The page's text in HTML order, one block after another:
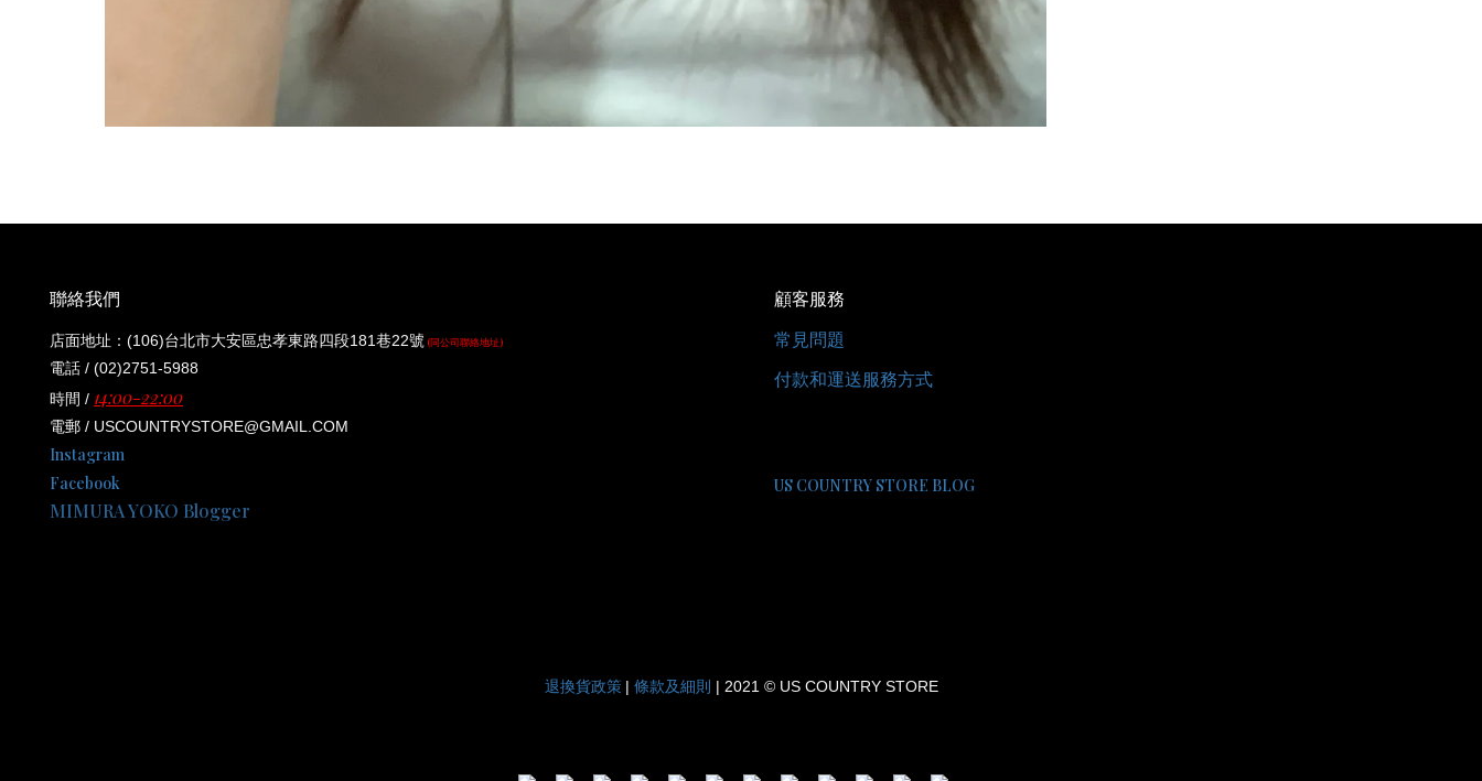
聯絡我們
店面地址：(106)台北市大安區忠孝東路四段181巷22號 (同公司聯絡地址)
電話 / (02)2751-5988
時間 / 14:00-22:00
電郵 / USCOUNTRYSTORE@GMAIL.COM
Instagram
Facebook
MIMURA YOKO Blogger
顧客服務
常見問題
付款和運送服務方式
US COUNTRY STORE BLOG
退換貨政策 | 條款及細則 | 2021 © US COUNTRY STORE